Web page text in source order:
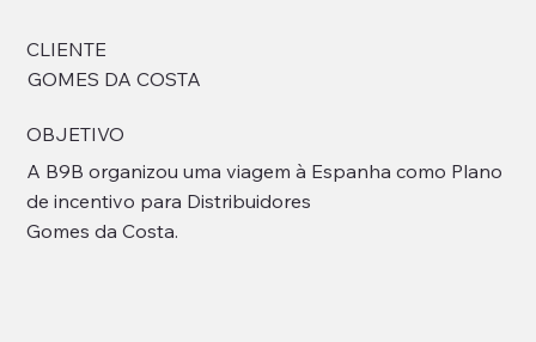
CLIENTE
GOMES DA COSTA
OBJETIVO
A B9B organizou uma viagem à Espanha como Plano
de incentivo para Distribuidores
Gomes da Costa.